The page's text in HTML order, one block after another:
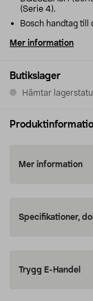
Butikslager
Hämtar
(Serie 4).
Bosch handtag till
Mer information
Mer information
Specifikationer,
Trygg E-Handel